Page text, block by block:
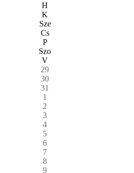
H
K
Sze
Cs
P
Szo
V
29
30
31
1
2
3
4
5
6
7
8
9